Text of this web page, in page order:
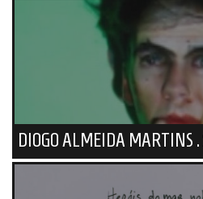
DIOGO ALMEIDA MARTINS